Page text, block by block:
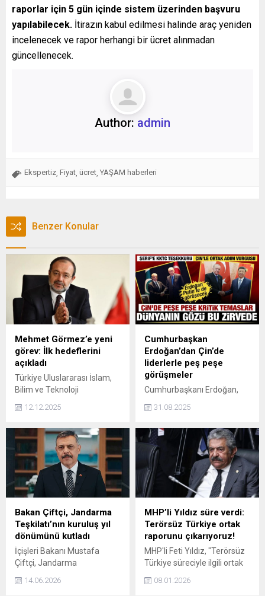
raporlar için 5 gün içinde sistem üzerinden başvuru
yapılabilecek. İtirazın kabul edilmesi halinde araç yeniden
incelenecek ve rapor herhangi bir ücret alınmadan
güncellenecek.
Author: admin
Ekspertiz, Fiyat, ücret, YAŞAM haberleri
Benzer Konular
Mehmet Görmez’e yeni
görev: İlk hedeflerini
açıkladı
Türkiye Uluslararası İslam,
Bilim ve Teknoloji
atanan Prof. Dr. Görmez,
paylaşımda bulundu.
12.12.2025
Cumhurbaşkan
Erdoğan’dan Çin’de
liderlerle peş peşe
görüşmeler
Cumhurbaşkanı Erdoğan,
25. Devlet Başkanları
üzere Çin'in Tiencin şehrine
geldi. Erdoğan, Çin Devlet
Başkanı Şi Cinping ve
Pakistan Başbakanı Şahbaz
Şerif ile bir araya geldi.
31.08.2025
Bakan Çiftçi, Jandarma
Teşkilatı’nın kuruluş yıl
dönümünü kutladı
İçişleri Bakanı Mustafa
Çiftçi, Jandarma
yıl dönümü dolayısıyla bir
14.06.2026
MHP’li Yıldız süre verdi:
Terörsüz Türkiye ortak
raporunu çıkarıyoruz!
MHP'li Feti Yıldız, "Terörsüz
Türkiye süreciyle ilgili ortak
çıkarırız" diye açıklamada
08.01.2026